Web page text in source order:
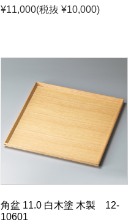
¥11,000(税抜 ¥10,000)
角盆 11.0 白木塗 木製 12-
10601